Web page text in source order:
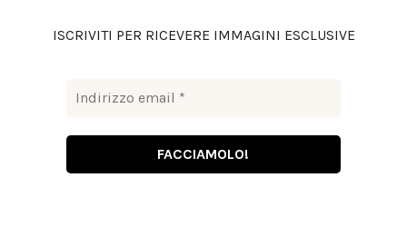
ISCRIVITI PER RICEVERE IMMAGINI ESCLUSIVE